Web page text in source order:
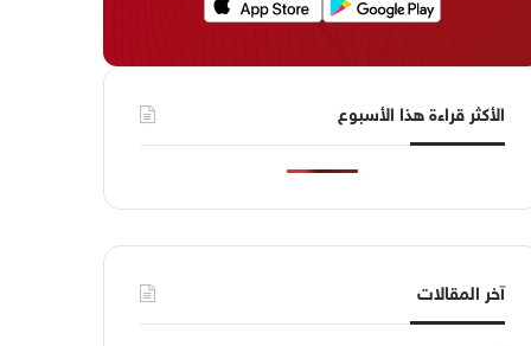
الأكثر قراءة هذا الأسبوع
آخر المقالات